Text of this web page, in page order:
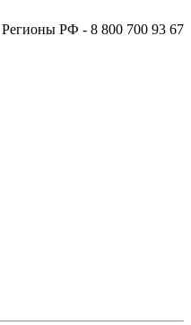
Регионы РФ - 8 800 700 93 67